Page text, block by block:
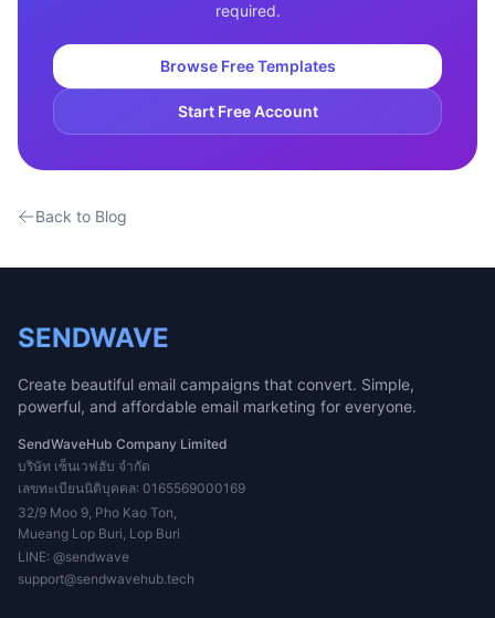
required.
Browse Free Templates
Start Free Account
Back to Blog
SENDWAVE
Create beautiful email campaigns that convert. Simple,
powerful, and affordable email marketing for everyone.
SendWaveHub Company Limited
บริษัท เซ็นเวฟฮับ จำกัด
เลขทะเบียนนิติบุคคล: 0165569000169
32/9 Moo 9, Pho Kao Ton,
Mueang Lop Buri, Lop Buri
LINE: @sendwave
support@sendwavehub.tech